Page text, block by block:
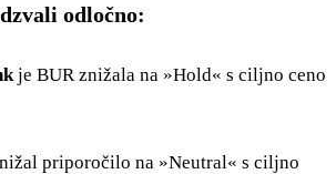
odločno:
je BUR znižala na »Hold« s ciljno ceno
priporočilo na »Neutral« s ciljno